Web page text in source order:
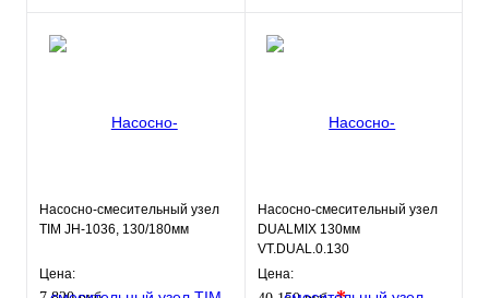
Насосно-смесительный узел
TIM JH-1036, 130/180мм
Цена:
Насосно-смесительный узел
DUALMIX 130мм
VT.DUAL.0.130
Цена: